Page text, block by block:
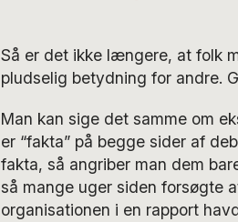
Så er det ikke længere, at folk
pludselig betydning for andre.
Man kan sige det samme om
er “fakta” på begge sider af
fakta, så angriber man dem
så mange uger siden forsøgte
organisationen i en rapport